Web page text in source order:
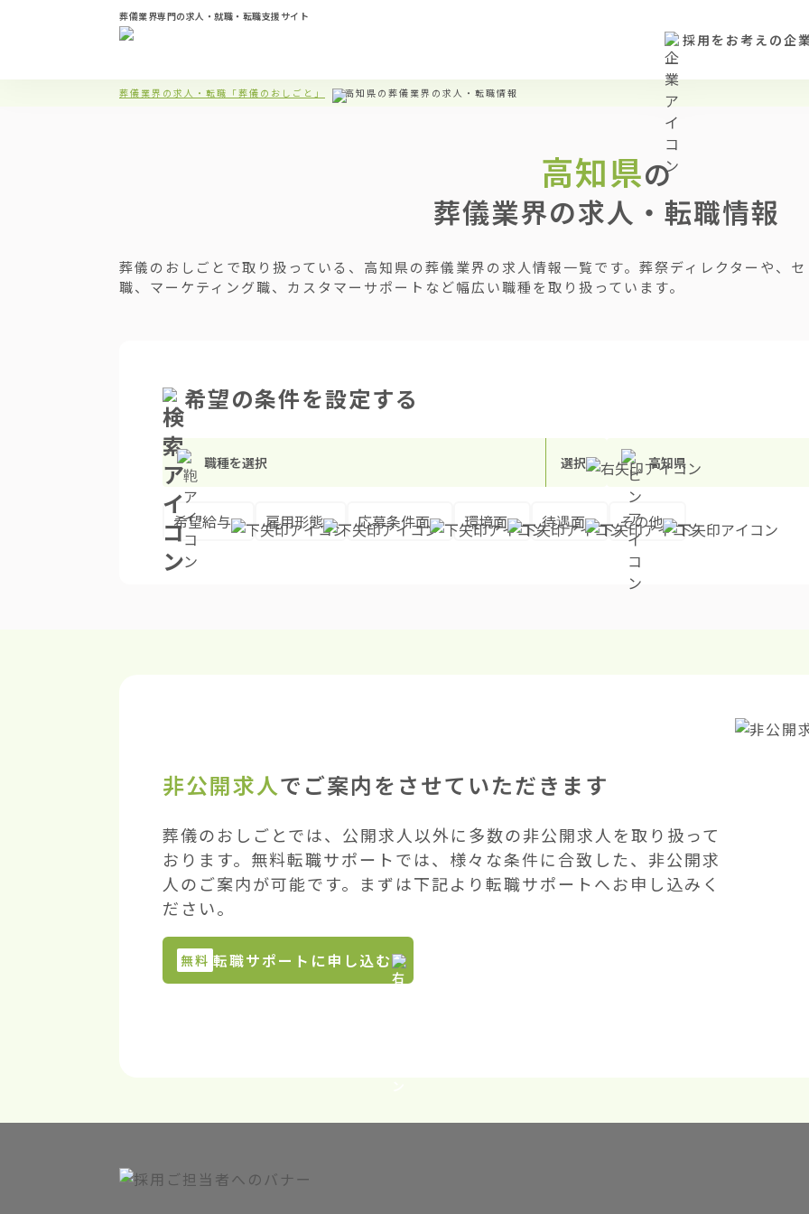
葬儀業界専門の求人・就職・転職支援サイト
採用をお考えの企
葬儀業界の求人・転職「葬儀のおしごと」 高知県の葬儀業界の求人・転職情報
高知県の
葬儀業界の求人・転職情報
葬儀のおしごとで取り扱っている、高知県の葬儀業界の求人情報一覧です。葬祭ディレクターや、
職、マーケティング職、カスタマーサポートなど幅広い職種を取り扱っています。
希望の条件を設定する
職種を選択 選択 高知県
希望給与 雇用形態 応募条件面 環境面 待遇面 その他
非公開求人でご案内をさせていただきます
葬儀のおしごとでは、公開求人以外に多数の非公開求人を取り扱って
おります。無料転職サポートでは、様々な条件に合致した、非公開求
人のご案内が可能です。まずは下記より転職サポートへお申し込みく
ださい。
無料 転職サポートに申し込む